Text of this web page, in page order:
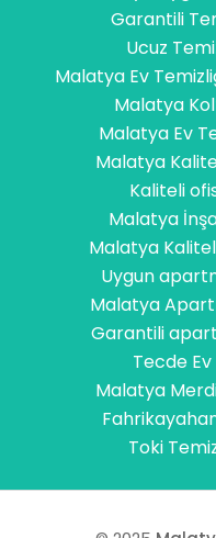
Garantili
Ucuz
Malatya Ev
Malatya
Malatya Ev
Malatya
Kaliteli
Malatya
Malatya
Uygun
Malatya
Garantili
Tecde
Malatya
Toki